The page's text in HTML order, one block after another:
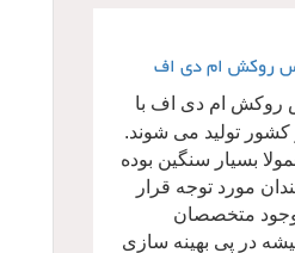
روکش ام دی اف
روکش ام دی اف با
تولید می شوند.
بسیار سنگین بوده
مورد توجه قرار
وجود متخصصان
در پی بهینه سازی